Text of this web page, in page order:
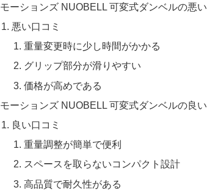
モーションズ NUOBELL 可変式ダンベルの悪
悪い口コミ
重量変更時に少し時間がかかる
グリップ部分が滑りやすい
価格が高めである
モーションズ NUOBELL 可変式ダンベルの良
良い口コミ
重量調整が簡単で便利
スペースを取らないコンパクト設計
高品質で耐久性がある